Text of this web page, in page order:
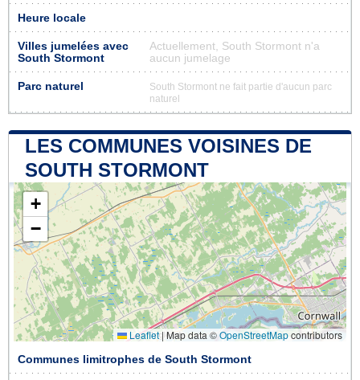
Heure locale
Villes jumelées avec
South Stormont
Actuellement, South Stormont n'a
aucun jumelage
Parc naturel
South Stormont ne fait partie d'aucun parc
naturel
LES COMMUNES VOISINES DE
SOUTH STORMONT
+
−
Leaflet|Map data ©OpenStreetMapcontributors
Communes limitrophes de South Stormont